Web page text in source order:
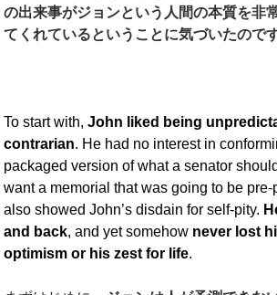
の出来事がジョンという人間の本質を非
てくれているということに気づいたので
To start with,John liked being
contrarian. He had no interest in
packaged version of what a senator
want a memorial that was going to be
also showed John’s disdain for self-pity.
and back, and yet somehow never lost
optimism or his zest for life.